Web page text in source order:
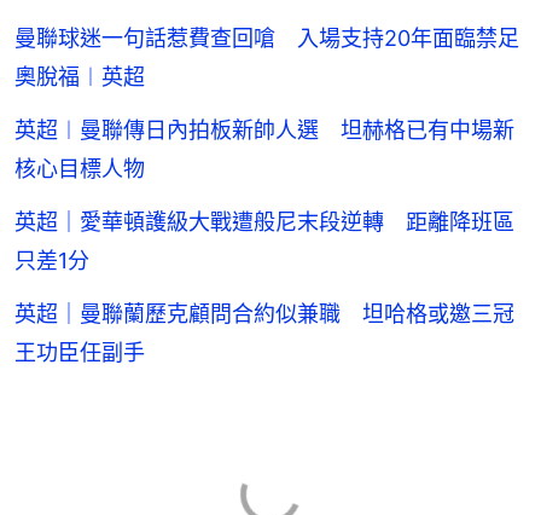
曼聯球迷一句話惹費查回嗆 入場支持20年面臨禁足
奧脫福︱英超
英超︱曼聯傳日內拍板新帥人選 坦赫格已有中場新
核心目標人物
英超｜愛華頓護級大戰遭般尼末段逆轉 距離降班區
只差1分
英超｜曼聯蘭歷克顧問合約似兼職 坦哈格或邀三冠
王功臣任副手